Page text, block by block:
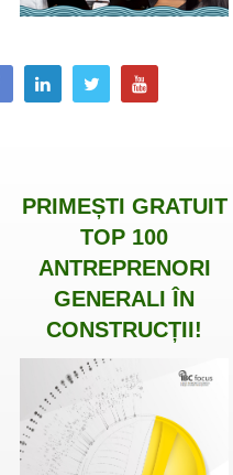
PRIMEȘTI GRATUIT
TOP 100
ANTREPRENORI
GENERALI ÎN
CONSTRUCȚII!